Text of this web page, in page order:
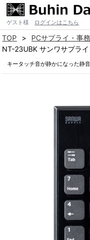
ゲスト様 ログインはこちら
TOP
PCサプライ・事
NT-23UBK サンワサプラ
キータッチ音が静かになった静